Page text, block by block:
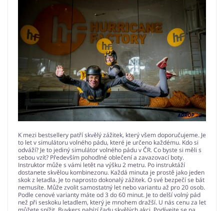
K mezi bestsellery patří skvělý zážitek, který všem doporučujeme. Je
to let v simulátoru volného pádu, které je určeno každému. Kdo si
odváží? Je to jediný simulátor volného pádu v ČR. Co byste si měli s
sebou vzít? Především pohodlné oblečení a zavazovací boty.
Instruktor může s vámi letět na výšku 2 metru. Po instruktáží
dostanete skvělou kombinezonu. Každá minuta je prostě jako jeden
skok z letadla. Je to naprosto dokonalý zážitek. O své bezpečí se bát
nemusíte. Může zvolit samostatný let nebo variantu až pro 20 osob.
Podle cenové varianty máte od 3 do 60 minut. Je to delší volný pád
než při seskoku letadlem, který je mnohem dražší. U nás cenu za let